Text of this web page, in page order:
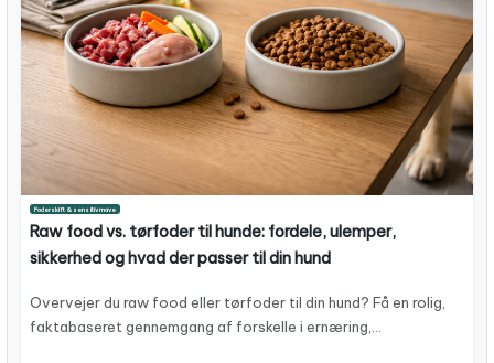
Foderskift & sensitiv mave
Raw food vs. tørfoder til hunde: fordele, ulemper,
sikkerhed og hvad der passer til din hund
Overvejer du raw food eller tørfoder til din hund? Få en rolig,
faktabaseret gennemgang af forskelle i ernæring,…